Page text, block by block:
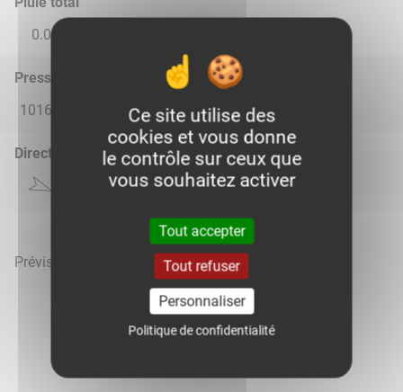
0.0
Pression atmosphérique (hPa)
1016.0
1018.0 1018.0 1018.0
Direction du vent
Prévisions météo mises à jour le 8 août 2026 à 07h
Ce site utilise des
cookies et vous donne
le contrôle sur ceux que
vous souhaitez activer
Tout accepter
Tout refuser
Personnaliser
Politique de confidentialité